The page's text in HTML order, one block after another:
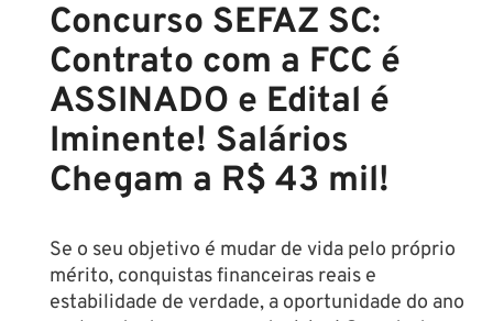
Concurso SEFAZ SC:
Contrato com a FCC é
ASSINADO e Edital é
Iminente! Salários
Chegam a R$ 43 mil!
Se o seu objetivo é mudar de vida pelo próprio
mérito, conquistas financeiras reais e
estabilidade de verdade, a oportunidade do ano